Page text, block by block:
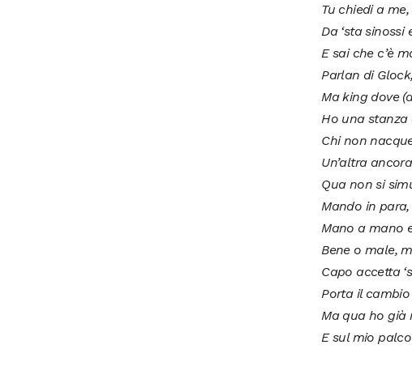
Tu chiedi a
Da ‘sta
E sai che c’è
Parlan di
Ma king dove
Ho una
Chi non
Un’altra
Qua non si
Mando in
Mano a mano
Bene o male,
Capo accetta
Porta il
Ma qua ho già
E sul mio